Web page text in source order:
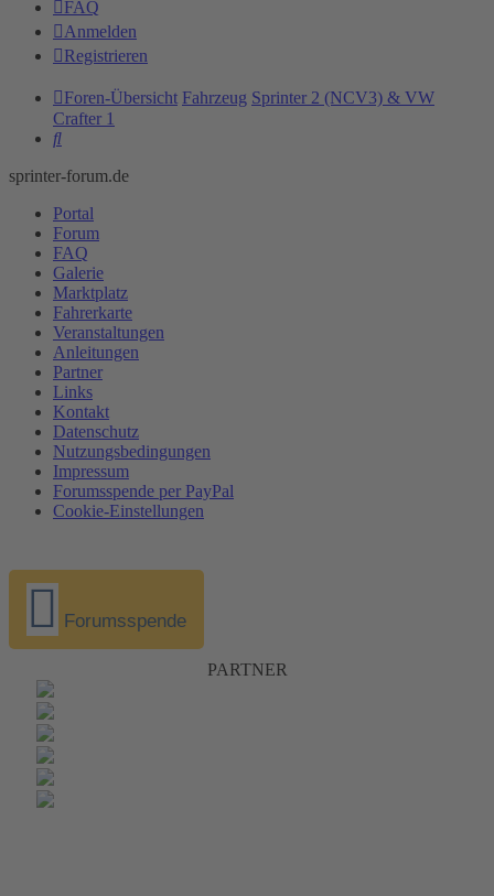
FAQ
Anmelden
Registrieren
Foren-Übersicht Fahrzeug Sprinter 2 (NCV3) & VW
Crafter 1
Suche
sprinter-forum.de
Portal
Forum
FAQ
Galerie
Marktplatz
Fahrerkarte
Veranstaltungen
Anleitungen
Partner
Links
Kontakt
Datenschutz
Nutzungsbedingungen
Impressum
Forumsspende per PayPal
Cookie-Einstellungen
Forumsspende
PARTNER